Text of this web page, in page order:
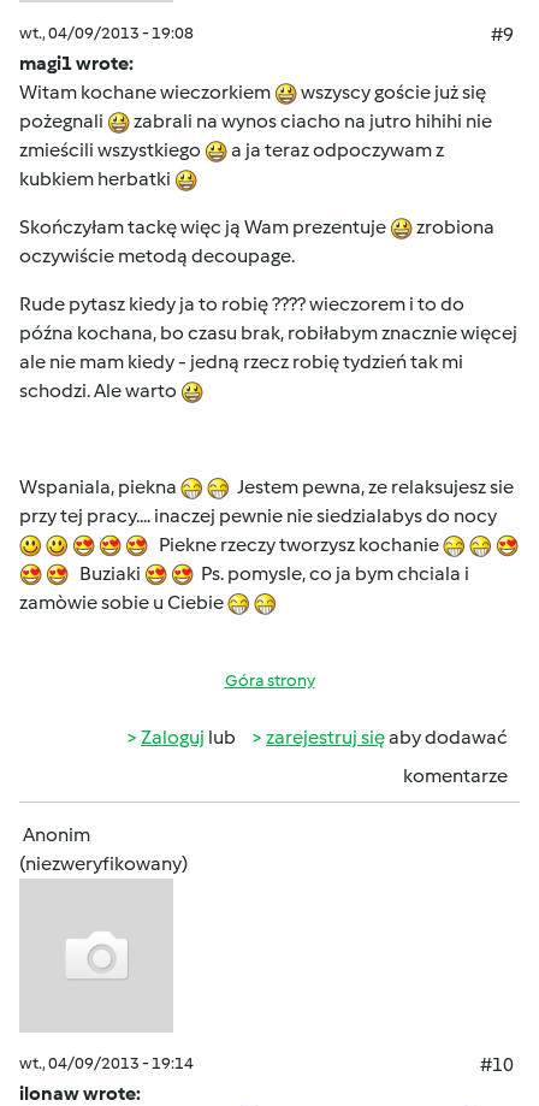
wt., 04/09/2013 - 19:08
#9
magi1 wrote:
Witam kochane wieczorkiem
wszyscy goście już się
pożegnali
zabrali na wynos ciacho na jutro hihihi nie
zmieścili wszystkiego
a ja teraz odpoczywam z
kubkiem herbatki
Skończyłam tackę więc ją Wam prezentuje
zrobiona
oczywiście metodą decoupage.
Rude pytasz kiedy ja to robię ???? wieczorem i to do
późna kochana, bo czasu brak, robiłabym znacznie więcej
ale nie mam kiedy - jedną rzecz robię tydzień tak mi
schodzi. Ale warto
Wspaniala, piekna
Jestem pewna, ze relaksujesz sie
przy tej pracy.... inaczej pewnie nie siedzialabys do nocy
Piekne rzeczy tworzysz kochanie
Buziaki
Ps. pomysle, co ja bym chciala i
zamòwie sobie u Ciebie
Góra strony
Zaloguj lub zarejestruj sięaby dodawać
komentarze
Anonim
(niezweryfikowany)
wt., 04/09/2013 - 19:14
#10
ilonaw wrote: